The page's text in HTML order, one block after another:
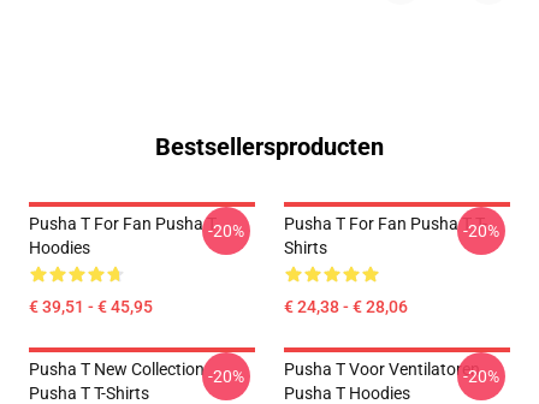
Bestsellersproducten
Pusha T For Fan Pusha T
Hoodies
€ 39,51 - € 45,95
-20%
Pusha T For Fan Pusha T T-
Shirts
€ 24,38 - € 28,06
-20%
Pusha T New Collection
Pusha T T-Shirts
-20%
Pusha T Voor Ventilatoren
Pusha T Hoodies
-20%